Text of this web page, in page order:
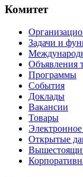
Комитет
Задачи и
Объявления
Программы
Cобытия
Доклады
Вакансии
Товары
Электронное
Открытые